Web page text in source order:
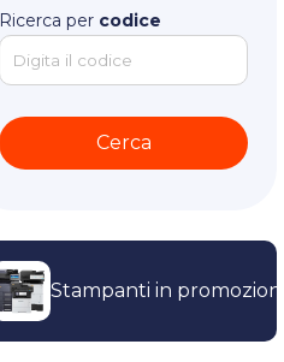
Ricerca per codice
Stampanti in promozione